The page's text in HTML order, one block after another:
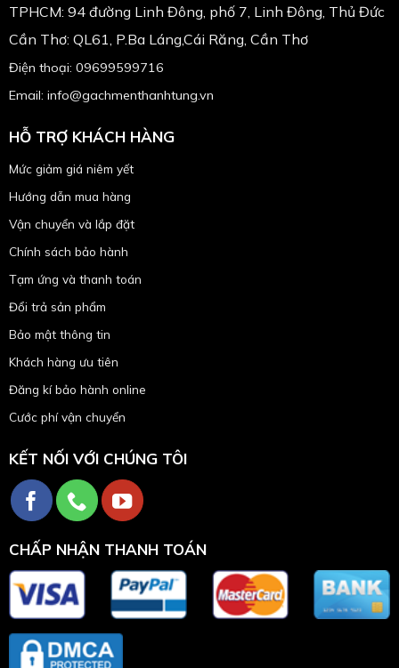
TPHCM: 94 đường Linh Đông, phố 7, Linh Đông, Thủ Đức
Cần Thơ: QL61, P.Ba Láng,Cái Răng, Cần Thơ
Điện thoại: 09699599716
Email: info@gachmenthanhtung.vn
HỖ TRỢ KHÁCH HÀNG
Mức giảm giá niêm yết
Hướng dẫn mua hàng
Vận chuyển và lắp đặt
Chính sách bảo hành
Tạm ứng và thanh toán
Đổi trả sản phẩm
Bảo mật thông tin
Khách hàng ưu tiên
Đăng kí bảo hành online
Cước phí vận chuyển
KẾT NỐI VỚI CHÚNG TÔI
CHẤP NHẬN THANH TOÁN